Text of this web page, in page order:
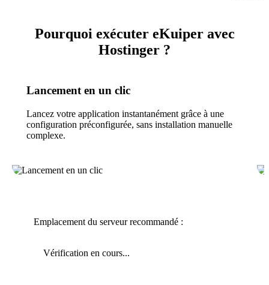
Pourquoi exécuter eKuiper avec
Hostinger ?
Lancement en un clic
Lancez votre application instantanément grâce à une
configuration préconfigurée, sans installation manuelle
complexe.
Emplacement du serveur recommandé :
Vérification en cours...